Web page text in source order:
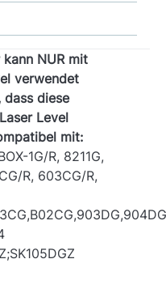
NUR mit
verwendet
dass diese
Level
mit:
1G/R, 8211G,
R, 603CG/R,